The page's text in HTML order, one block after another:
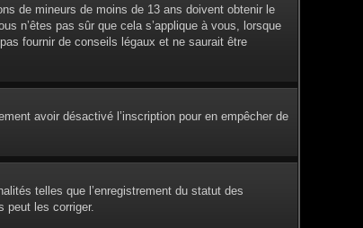
de mineurs de moins de 13 ans doivent obtenir le
n’êtes pas sûr que cela s’applique à vous, lorsque
fournir de conseils légaux et ne saurait être
avoir désactivé l’inscription pour en empêcher de
telles que l’enregistrement du statut des
peut les corriger.